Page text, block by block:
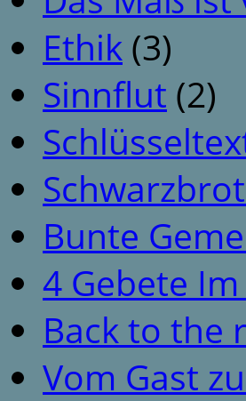
Ethik (3)
Sinnflut (2)
Bunte
4 Gebete
Back to the
Vom Gast